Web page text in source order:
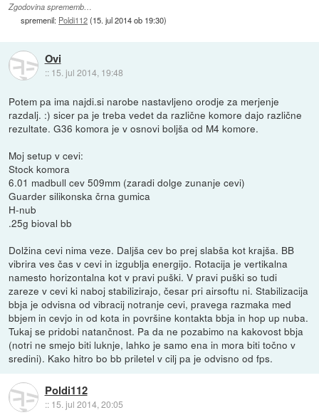
Zgodovina sprememb…
spremenil: Poldi112(15. jul 2014 ob 19:30)
Ovi
:: 15. jul 2014, 19:48
Potem pa ima najdi.si narobe nastavljeno orodje za merjenje
razdalj. :) sicer pa je treba vedet da različne komore dajo različne
rezultate. G36 komora je v osnovi boljša od M4 komore.
Moj setup v cevi:
Stock komora
6.01 madbull cev 509mm (zaradi dolge zunanje cevi)
Guarder silikonska črna gumica
H-nub
.25g bioval bb
Dolžina cevi nima veze. Daljša cev bo prej slabša kot krajša. BB
vibrira ves čas v cevi in izgublja energijo. Rotacija je vertikalna
namesto horizontalna kot v pravi puški. V pravi puški so tudi
zareze v cevi ki naboj stabilizirajo, česar pri airsoftu ni. Stabilizacija
bbja je odvisna od vibracij notranje cevi, pravega razmaka med
bbjem in cevjo in od kota in površine kontakta bbja in hop up nuba.
Tukaj se pridobi natančnost. Pa da ne pozabimo na kakovost bbja
(notri ne smejo biti luknje, lahko je samo ena in mora biti točno v
sredini). Kako hitro bo bb priletel v cilj pa je odvisno od fps.
Poldi112
:: 15. jul 2014, 20:05